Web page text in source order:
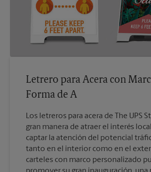
Letrero para Acera con
Forma de A
Los letreros para acera de The UPS
gran manera de atraer el interés
captar la atención del potencial
tanto en el interior como en el
carteles con marco personalizado